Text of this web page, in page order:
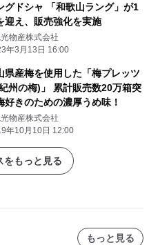
グドシャ 「和歌山ラング」が1
迎え、販売強化を実施
物産株式会社
年3月13日 16:00
県産梅を使用した「梅プレッツ
州の梅)」 累計販売数20万箱突
好きのための濃厚うめ味！
物産株式会社
年10月10日 12:00
をもっと見る
もっと見る